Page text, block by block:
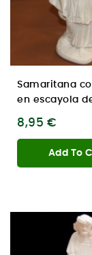
Samaritana
en escayola
8,95 €
Add To